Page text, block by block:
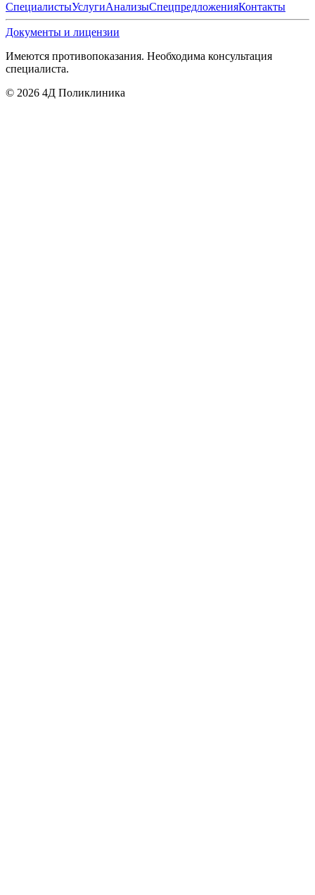
СпециалистыУслугиАнализыСпецпредложенияКонтакты
Документы и лицензии
Имеются противопоказания. Необходима консультация
специалиста.
© 2026 4Д Поликлиника